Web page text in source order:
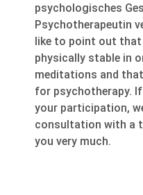
psychologisches
Psychotherapeutin
like to point out that
physically stable in
meditations and
for psychotherapy.
your participation,
consultation with a
you very much.